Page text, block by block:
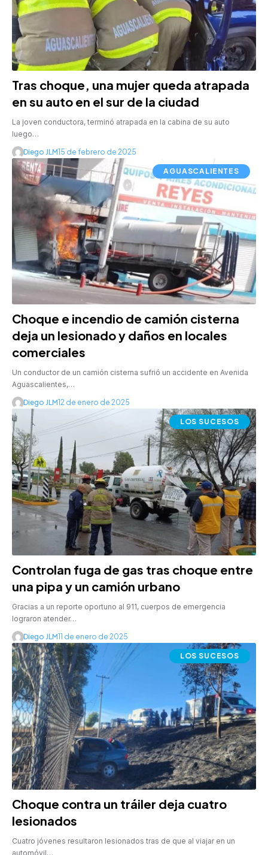
Tras choque, una mujer queda atrapada
en su auto en el sur de la ciudad
La joven conductora, terminó atrapada en la cabina de su auto
luego…
Diego JLM15 de febrero de 2025
AGUASCALIENTES
Choque e incendio de camión cisterna
deja un lesionado y daños en locales
comerciales
Un conductor de un camión cisterna sufrió un accidente en Avenida
Aguascalientes,…
Diego JLM12 de enero de 2025
LOS SUCESOS
Controlan fuga de gas tras choque entre
una pipa y un camión urbano
Gracias a un reporte oportuno al 911, cuerpos de emergencia
lograron atender…
Diego JLM11 de enero de 2025
LOS SUCESOS
Choque contra un tráiler deja cuatro
lesionados
Cuatro jóvenes resultaron lesionados tras de que al viajar en un
automóvil…